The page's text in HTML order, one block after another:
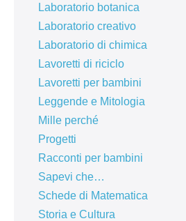
Laboratorio botanica
Laboratorio creativo
Laboratorio di chimica
Lavoretti di riciclo
Lavoretti per bambini
Leggende e Mitologia
Mille perché
Progetti
Racconti per bambini
Sapevi che…
Schede di Matematica
Storia e Cultura